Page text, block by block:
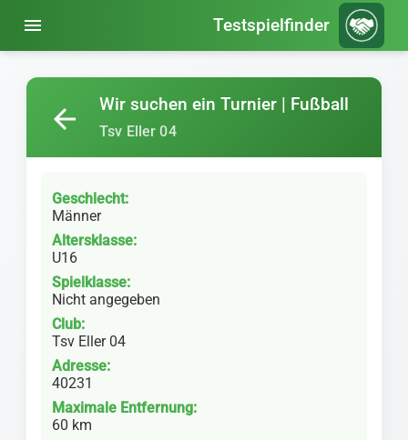
menu Testspielfinder
Wir suchen ein Turnier | Fußball
Tsv Eller 04
arrow_back
Geschlecht:
Männer
Altersklasse:
U16
Spielklasse:
Nicht angegeben
Club:
Tsv Eller 04
Adresse:
40231
Maximale Entfernung:
60 km